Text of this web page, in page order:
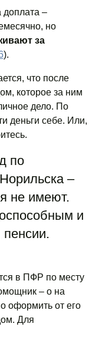
–
но
за
).
что после
которое за ним
дело. По
деньги себе. Или,
по
–
не имеют.
и
в ПФР по месту
– о на
оформить от его
Для